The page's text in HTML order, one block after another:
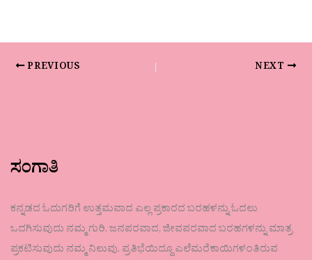
PREVIOUS NEXT
ಸಂಗಾತಿ
ಕನ್ನಡದ ಓದುಗರಿಗೆ ಉತ್ತಮವಾದ ಎಲ್ಲ ಪ್ರಕಾರದ ಬರಹಳನ್ನು ಓದಲು
ಒದಗಿಸುವುದು ನಮ್ಮ ಗುರಿ. ಜನಪರವಾದ, ಜೀವಪರವಾದ ಬರಹಗಳನ್ನು ಮಾತ್ರ
ಪ್ರಕಟಿಸುವುದು ನಮ್ಮ ನಿಲುವು. ಪ್ರತಿಭೆಯಿದ್ದೂ ಎಲೆಮರೆಕಾಯಿಗಳಂತಿರುವ